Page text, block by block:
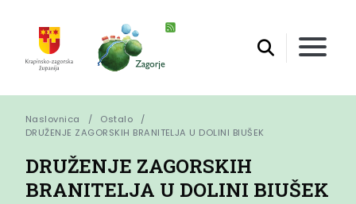
Naslovnica
Ostalo
DRUŽENJE ZAGORSKIH BRANITELJA U DOLINI BIUŠEK
DRUŽENJE ZAGORSKIH
BRANITELJA U DOLINI BIUŠEK